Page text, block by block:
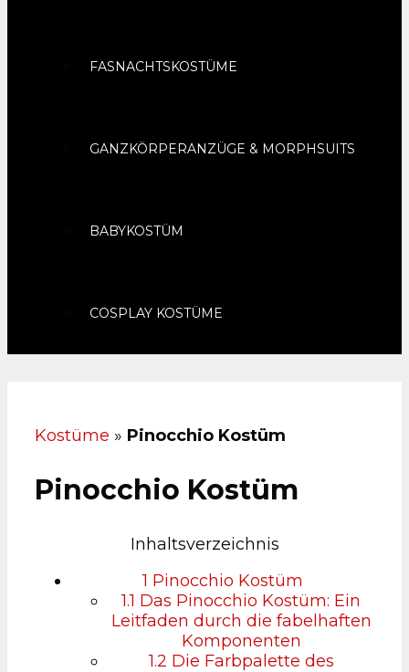
FASNACHTSKOSTÜME
GANZKÖRPERANZÜGE & MORPHSUITS
BABYKOSTÜM
COSPLAY KOSTÜME
Kostüme » Pinocchio Kostüm
Pinocchio Kostüm
Inhaltsverzeichnis
1 Pinocchio Kostüm
1.1 Das Pinocchio Kostüm: Ein
Leitfaden durch die fabelhaften
Komponenten
1.2 Die Farbpalette des